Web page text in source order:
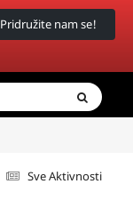
Pridružite nam se!
Sve Aktivnosti